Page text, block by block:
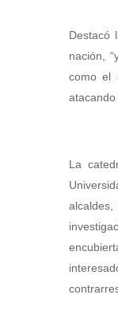
Destacó
nación,
como el
atacando
La